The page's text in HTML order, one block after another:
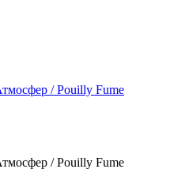
/ Pouilly Fume
/ Pouilly Fume